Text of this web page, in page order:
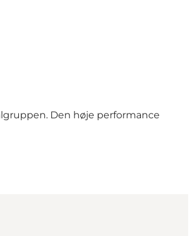
Den høje performance